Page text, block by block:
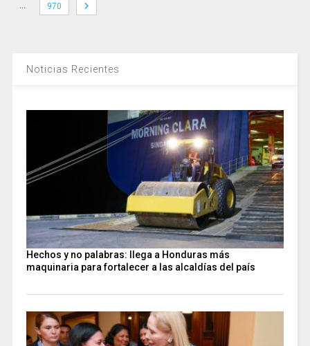
… 970
Noticias Recientes
Hechos y no palabras: llega a Honduras más
maquinaria para fortalecer a las alcaldías del país